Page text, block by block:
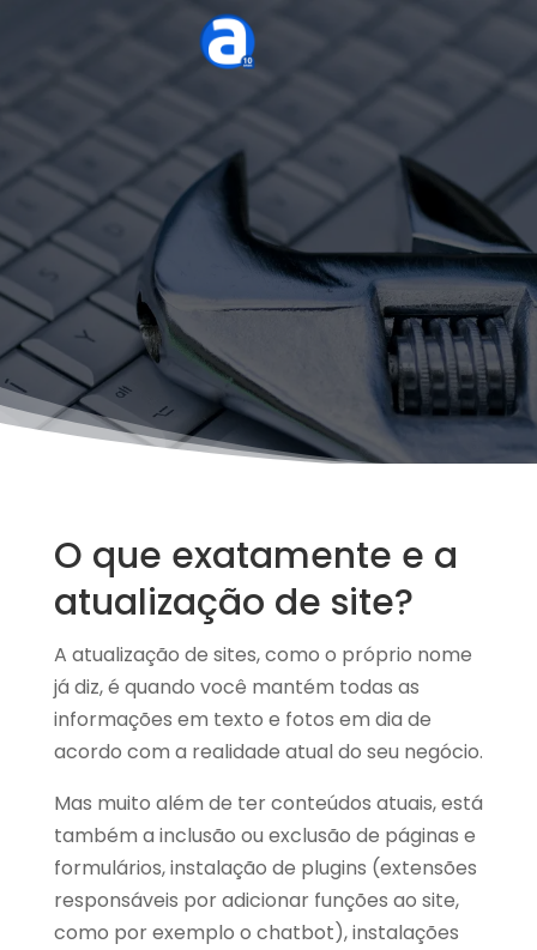
É mais do que um cuidado, é
uma obrigação do
empreendedor
O que exatamente e a
atualização de site?
A atualização de sites, como o próprio nome
já diz, é quando você mantém todas as
informações em texto e fotos em dia de
acordo com a realidade atual do seu negócio.
Mas muito além de ter conteúdos atuais, está
também a inclusão ou exclusão de páginas e
formulários, instalação de plugins (extensões
responsáveis por adicionar funções ao site,
como por exemplo o chatbot), instalações